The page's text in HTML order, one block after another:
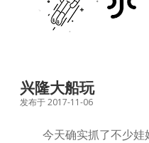
视
兴隆大船玩
发布于 2017-11-06
今天确实抓了不少娃